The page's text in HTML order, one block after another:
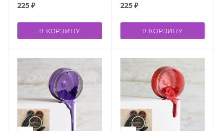
225 ₽
В КОРЗИНУ
225₽
В КОРЗИНУ